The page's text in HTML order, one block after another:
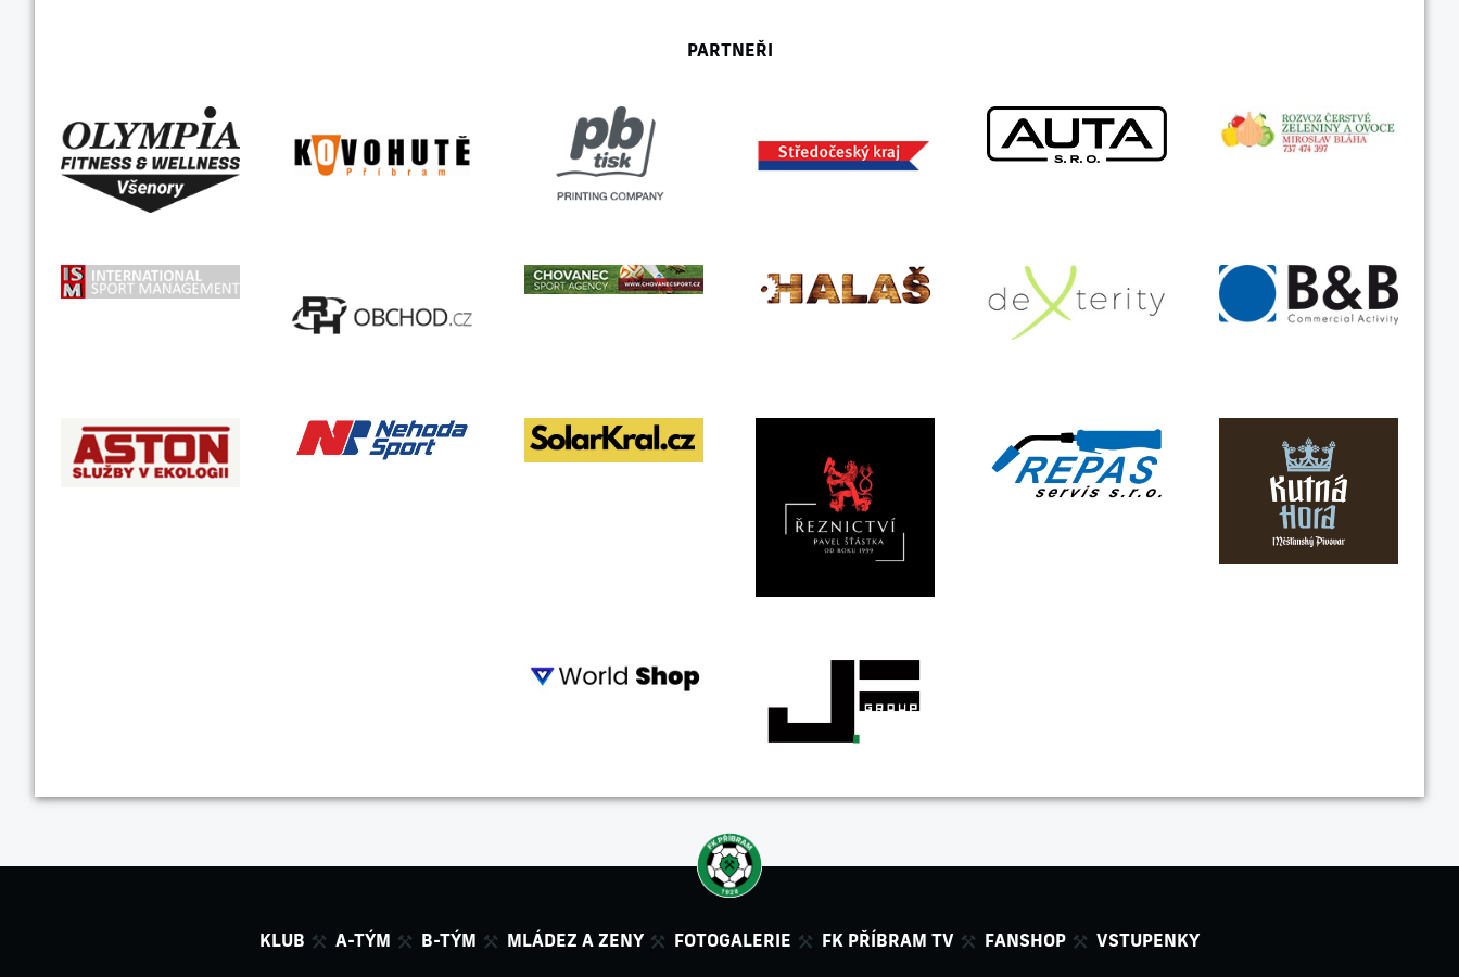
PARTNEŘI
KLUB A-TÝM B-TÝM MLÁDEZ A ZENY FOTOGALERIE FK PŘÍBRAM TV FANSHOP VSTUPENKY